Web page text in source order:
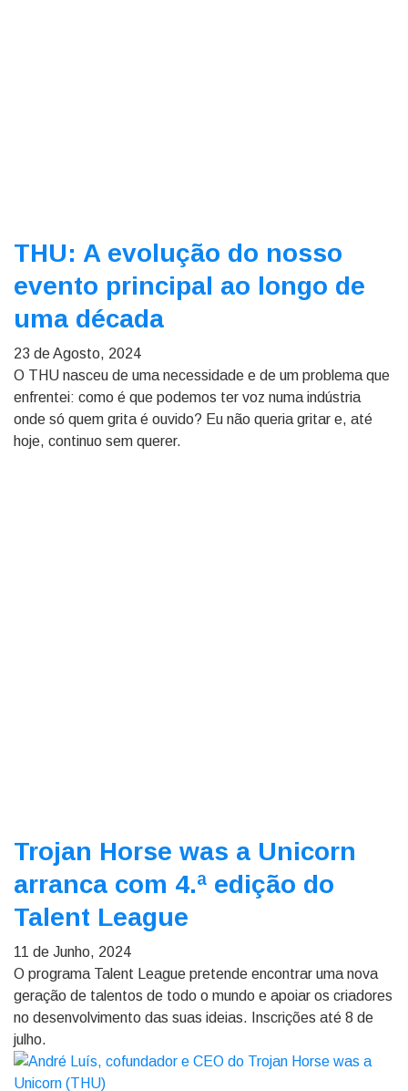
THU: A evolução do nosso
evento principal ao longo de
uma década
23 de Agosto, 2024
O THU nasceu de uma necessidade e de um problema que
enfrentei: como é que podemos ter voz numa indústria
onde só quem grita é ouvido? Eu não queria gritar e, até
hoje, continuo sem querer.
Trojan Horse was a Unicorn
arranca com 4.ª edição do
Talent League
11 de Junho, 2024
O programa Talent League pretende encontrar uma nova
geração de talentos de todo o mundo e apoiar os criadores
no desenvolvimento das suas ideias. Inscrições até 8 de
julho.